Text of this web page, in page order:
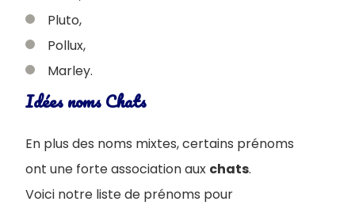
Pluto,
Pollux,
Marley.
Idées noms Chats
En plus des noms mixtes, certains prénoms
ont une forte association aux chats.
Voici notre liste de prénoms pour